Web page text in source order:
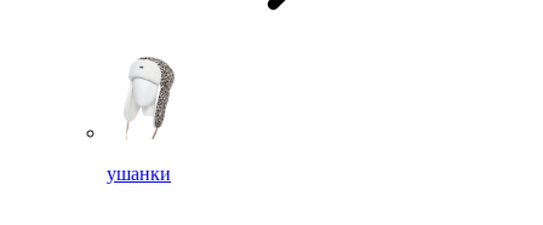
ушанки